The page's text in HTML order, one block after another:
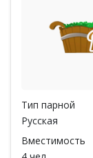
Тип парной
Русская
Вместимость